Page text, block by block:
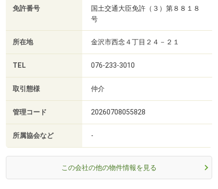
免許番号
国土交通大臣免許（３）第８８１８
号
所在地 金沢市西念４丁目２４－２１
TEL 076-233-3010
取引態様 仲介
管理コード 20260708055828
所属協会など -
この会社の他の物件情報を見る